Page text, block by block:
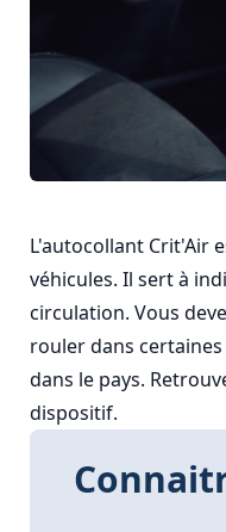
L'autocollant Crit'Air
véhicules. Il sert à
circulation. Vous
rouler dans
dans le pays.
dispositif.